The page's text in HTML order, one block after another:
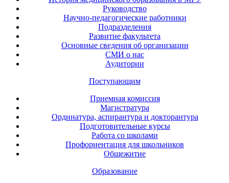
Руководство
Научно-педагогические работники
Подразделения
Развитие факультета
Основные сведения об организации
СМИ о нас
Аудитории
Поступающим
Приемная комиссия
Магистратура
Ординатура, аспирантура и докторантура
Подготовительные курсы
Работа со школами
Профориентация для школьников
Общежитие
Образование